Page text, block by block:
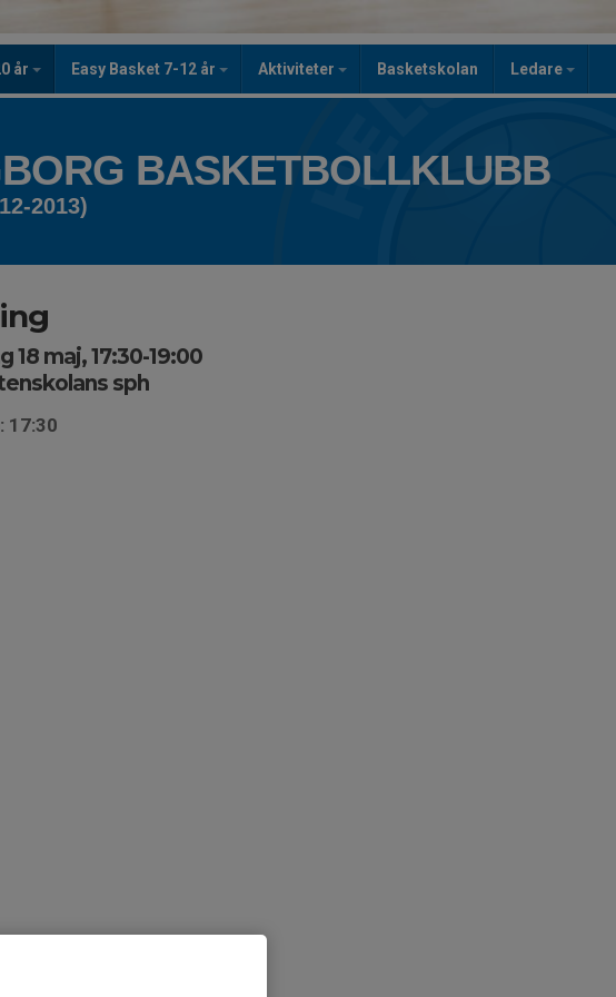
år Easy Basket 7-12 år Aktiviteter Basketskolan Ledare
BASKETBOLLKLUBB
2013)
18 maj, 17:30-19:00
sph
17:30